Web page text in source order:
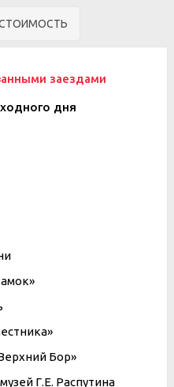
заездами
дня
Бор»
Г.Е. Распутина